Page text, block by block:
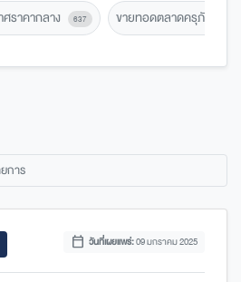
ศราคากลาง 637 ขายทอดตลาดครุภัณฑ์
การ
calendar_today วันที่เผยแพร่:09 มกราคม 2025